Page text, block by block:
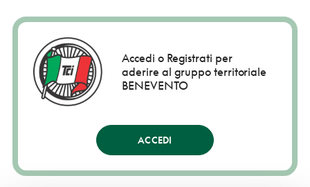
Accedi o Registrati per
aderire al gruppo territoriale
BENEVENTO
ACCEDI